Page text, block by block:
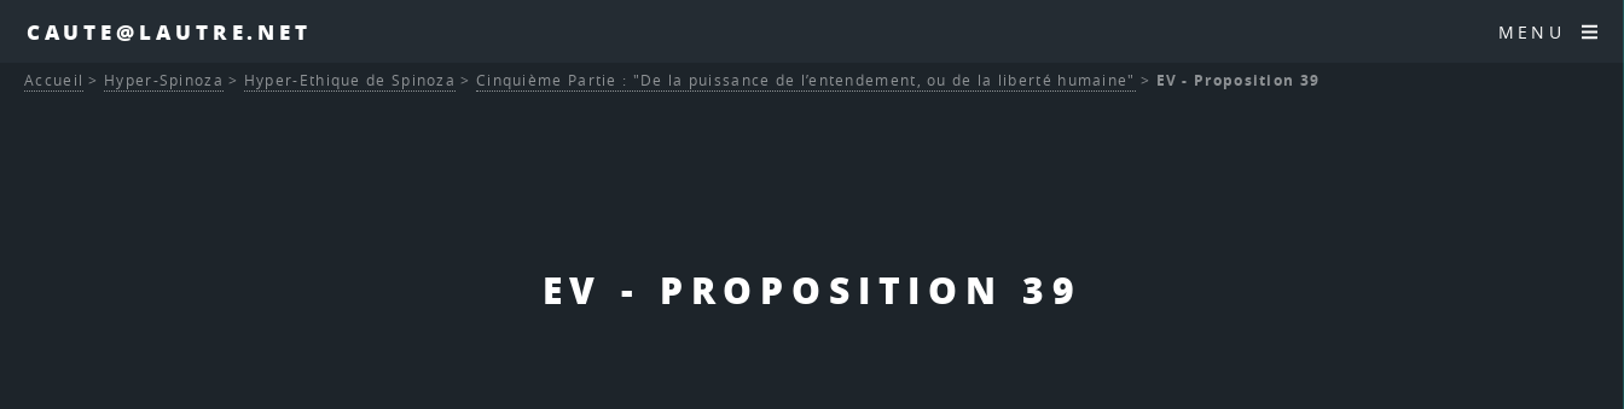
CAUTE@LAUTRE.NET MENU
EV - PROPOSITION 39
Accueil > Hyper-Spinoza > Hyper-Ethique de Spinoza > Cinquième Partie : "De la puissance de l’entendement, ou de la liberté humaine" > EV - Proposition 39